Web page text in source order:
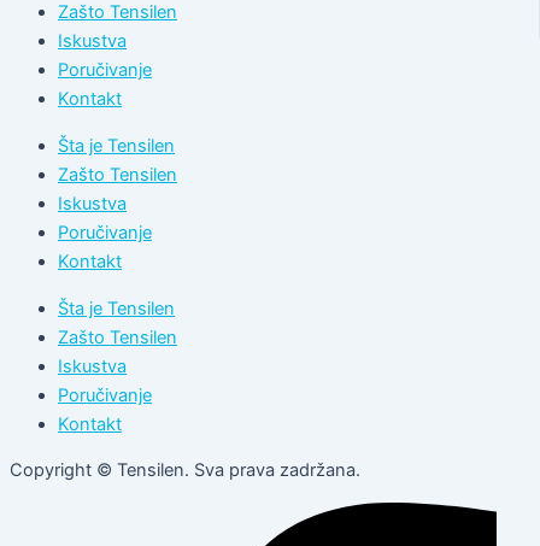
Zašto Tensilen
Iskustva
Poručivanje
Kontakt
Šta je Tensilen
Zašto Tensilen
Iskustva
Poručivanje
Kontakt
Šta je Tensilen
Zašto Tensilen
Iskustva
Poručivanje
Kontakt
Copyright © Tensilen. Sva prava zadržana.